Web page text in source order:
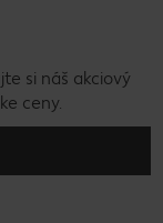
si náš akciový
ceny.